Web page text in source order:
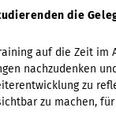
die
auf die Zeit im
nachzudenken
zu
zu machen, für